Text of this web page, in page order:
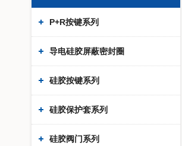
P+R按键系列
导电硅胶屏蔽密封圈
硅胶按键系列
硅胶保护套系列
硅胶阀门系列